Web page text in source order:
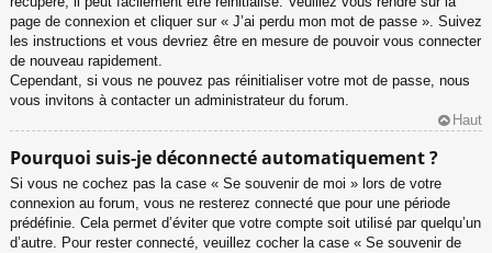
page de connexion et cliquer sur « J’ai perdu mon mot de passe ». Suivez
les instructions et vous devriez être en mesure de pouvoir vous connecter
de nouveau rapidement.
Cependant, si vous ne pouvez pas réinitialiser votre mot de passe, nous
vous invitons à contacter un administrateur du forum.
Haut
Pourquoi suis-je déconnecté automatiquement ?
Si vous ne cochez pas la case « Se souvenir de moi » lors de votre
connexion au forum, vous ne resterez connecté que pour une période
prédéfinie. Cela permet d’éviter que votre compte soit utilisé par quelqu’un
d’autre. Pour rester connecté, veuillez cocher la case « Se souvenir de